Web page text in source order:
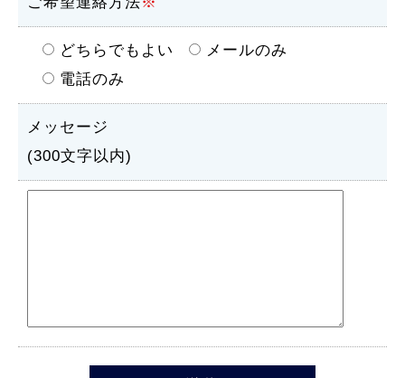
どちらでもよい
メールのみ
電話のみ
メッセージ
(300文字以内)